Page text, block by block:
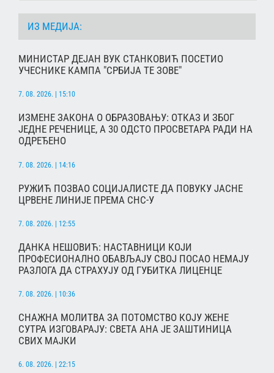
ИЗ МЕДИЈА:
МИНИСТАР ДЕЈАН ВУК СТАНКОВИЋ ПОСЕТИО
УЧЕСНИКЕ КАМПА "СРБИЈА ТЕ ЗОВЕ"
7. 08. 2026. | 15:10
ИЗМЕНЕ ЗАКОНА О ОБРАЗОВАЊУ: ОТКАЗ И ЗБОГ
ЈЕДНЕ РЕЧЕНИЦЕ, А 30 ОДСТО ПРОСВЕТАРА РАДИ НА
ОДРЕЂЕНО
7. 08. 2026. | 14:16
РУЖИЋ ПОЗВАО СОЦИЈАЛИСТЕ ДА ПОВУКУ ЈАСНЕ
ЦРВЕНЕ ЛИНИЈЕ ПРЕМА СНС-У
7. 08. 2026. | 12:55
ДАНКА НЕШОВИЋ: НАСТАВНИЦИ КОЈИ
ПРОФЕСИОНАЛНО ОБАВЉАЈУ СВОЈ ПОСАО НЕМАЈУ
РАЗЛОГА ДА СТРАХУЈУ ОД ГУБИТКА ЛИЦЕНЦЕ
7. 08. 2026. | 10:36
СНАЖНА МОЛИТВА ЗА ПОТОМСТВО КОЈУ ЖЕНЕ
СУТРА ИЗГОВАРАЈУ: СВЕТА АНА ЈЕ ЗАШТИНИЦА
СВИХ МАЈКИ
6. 08. 2026. | 22:15